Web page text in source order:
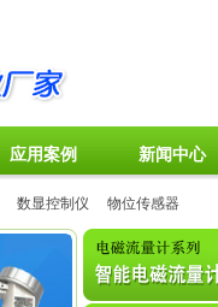
应用案例 新闻中心
数显控制仪 物位传感器